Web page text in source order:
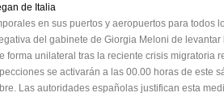
de Italia
en sus puertos y aeropuertos para todos
del gabinete de Giorgia Meloni de levantar
unilateral tras la reciente crisis migratoria
se activarán a las 00.00 horas de este
Las autoridades españolas justifican esta